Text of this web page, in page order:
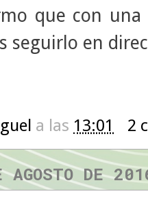
que con una
seguirlo en
a las 13:01 2
AGOSTO DE